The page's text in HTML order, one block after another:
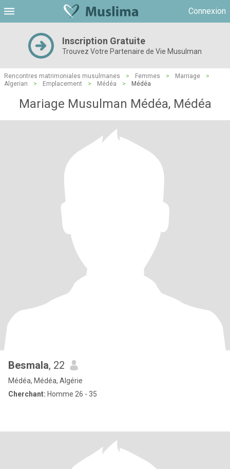
Connexion
Inscription Gratuite
Trouvez Votre Partenaire de Vie Musulman
Rencontres matrimoniales musulmanes > Femmes > Marriage
>
Algerian
> Emplacement > Médéa > Médéa
Mariage Musulman Médéa, Médéa
Besmala, 22
Médéa, Médéa, Algérie
Cherchant: Homme 26 - 35